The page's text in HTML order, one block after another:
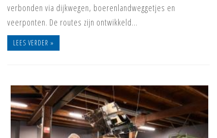
verbonden via dijkwegen, boerenlandweggetjes en
veerponten. De routes zijn ontwikkeld…
LEES VERDER »